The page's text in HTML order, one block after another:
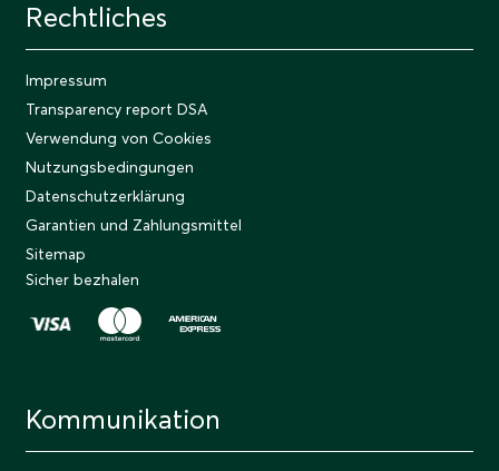
Rechtliches
Impressum
Transparency report DSA
Verwendung von Cookies
Nutzungsbedingungen
Datenschutzerklärung
Garantien und Zahlungsmittel
Sitemap
Sicher bezhalen
Kommunikation